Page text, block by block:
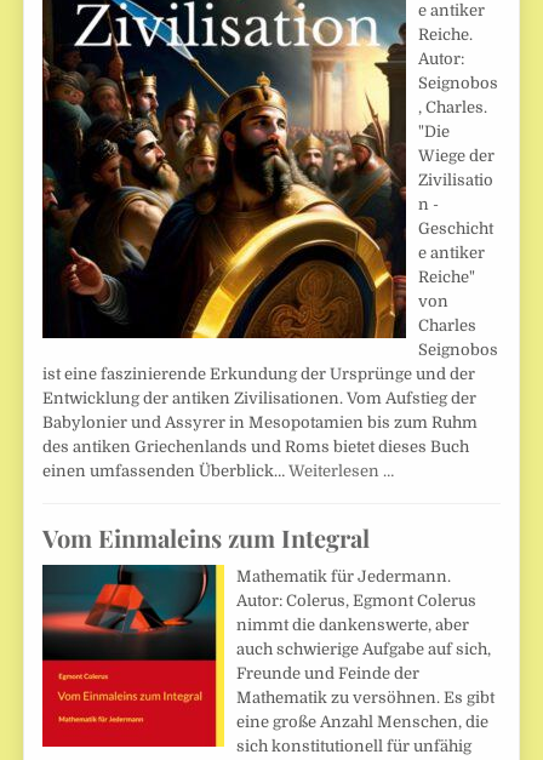
e antiker
Reiche.
Autor:
Seignobos
, Charles.
"Die
Wiege der
Zivilisatio
n -
Geschicht
e antiker
Reiche"
von
Charles
Seignobos
ist eine faszinierende Erkundung der Ursprünge und der
Entwicklung der antiken Zivilisationen. Vom Aufstieg der
Babylonier und Assyrer in Mesopotamien bis zum Ruhm
des antiken Griechenlands und Roms bietet dieses Buch
einen umfassenden Überblick…Weiterlesen …
Vom Einmaleins zum Integral
Mathematik für Jedermann.
Autor: Colerus, Egmont Colerus
nimmt die dankenswerte, aber
auch schwierige Aufgabe auf sich,
Freunde und Feinde der
Mathematik zu versöhnen. Es gibt
eine große Anzahl Menschen, die
sich konstitutionell für unfähig